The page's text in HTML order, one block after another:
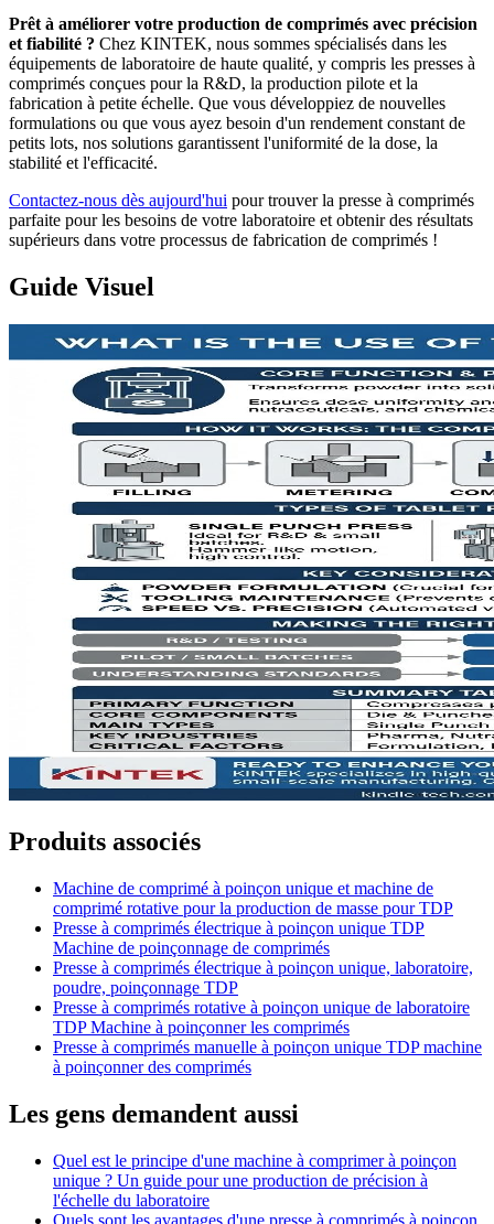
Prêt à améliorer votre production de comprimés avec précision
et fiabilité ? Chez KINTEK, nous sommes spécialisés dans les
équipements de laboratoire de haute qualité, y compris les presses à
comprimés conçues pour la R&D, la production pilote et la
fabrication à petite échelle. Que vous développiez de nouvelles
formulations ou que vous ayez besoin d'un rendement constant de
petits lots, nos solutions garantissent l'uniformité de la dose, la
stabilité et l'efficacité.
Contactez-nous dès aujourd'hui pour trouver la presse à comprimés
parfaite pour les besoins de votre laboratoire et obtenir des résultats
supérieurs dans votre processus de fabrication de comprimés !
Guide Visuel
Produits associés
Machine de comprimé à poinçon unique et machine de
comprimé rotative pour la production de masse pour TDP
Presse à comprimés électrique à poinçon unique TDP
Machine de poinçonnage de comprimés
Presse à comprimés électrique à poinçon unique, laboratoire,
poudre, poinçonnage TDP
Presse à comprimés rotative à poinçon unique de laboratoire
TDP Machine à poinçonner les comprimés
Presse à comprimés manuelle à poinçon unique TDP machine
à poinçonner des comprimés
Les gens demandent aussi
Quel est le principe d'une machine à comprimer à poinçon
unique ? Un guide pour une production de précision à
l'échelle du laboratoire
Quels sont les avantages d'une presse à comprimés à poinçon